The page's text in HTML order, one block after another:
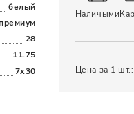
белый
28
11.75
7x30
Наличыми
Цена за 1 шт.: